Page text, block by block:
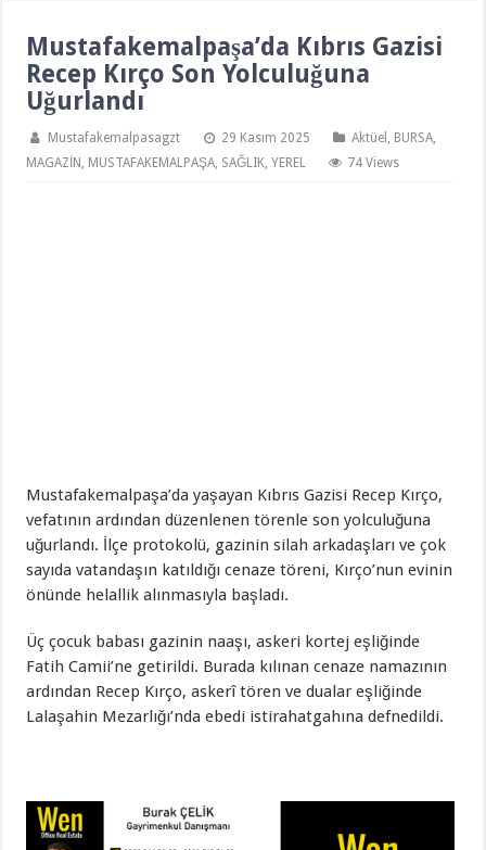
Mustafakemalpaşa’da Kıbrıs Gazisi
Recep Kırço Son Yolculuğuna
Uğurlandı
Mustafakemalpasagzt 29 Kasım 2025 Aktüel BURSA,
MAGAZİN MUSTAFAKEMALPAŞA SAĞLIK ,YEREL 74 Views
Mustafakemalpaşa’da yaşayan Kıbrıs Gazisi Recep Kırço,
vefatının ardından düzenlenen törenle son yolculuğuna
uğurlandı. İlçe protokolü, gazinin silah arkadaşları ve çok
sayıda vatandaşın katıldığı cenaze töreni, Kırço’nun evinin
önünde helallik alınmasıyla başladı.
Üç çocuk babası gazinin naaşı, askeri kortej eşliğinde
Fatih Camii’ne getirildi. Burada kılınan cenaze namazının
ardından Recep Kırço, askerî tören ve dualar eşliğinde
Lalaşahin Mezarlığı’nda ebedi istirahatgahına defnedildi.